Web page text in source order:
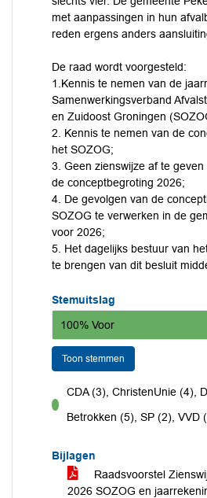
met aanpassingen in hun
reden ergens anders
De raad wordt voorgesteld:
1.Kennis te nemen van de
Samenwerkingsverband
en Zuidoost Groningen
2. Kennis te nemen van de
het SOZOG;
3. Geen zienswijze af te
de conceptbegroting 2026;
4. De gevolgen van de
SOZOG te verwerken in de
voor 2026;
5. Het dagelijks bestuur van
te brengen van dit besluit
Stemuitslag
100% Voor
Toon stemmen
voor
CDA (3), ChristenUnie (4),
Betrokken (5), SP (2), VVD
Bijlagen
Raadsvoorstel
2026 SOZOG en